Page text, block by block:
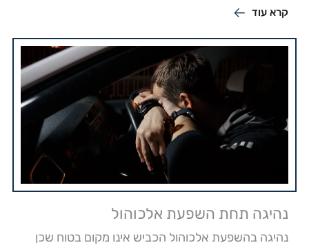
קרא עוד
נהיגה תחת השפעת אלכוהול
נהיגה בהשפעת אלכוהול הכביש אינו מקום בטוח שכן